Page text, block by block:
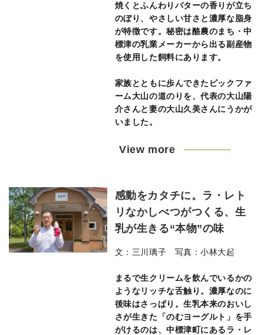
焼くとふんわりバターの香りが立ち
のぼり、やさしい甘さと濃厚な脂身
が特徴です。秘密は酪農のまち・中
標津の乳業メーカーから出る副産物
を使用した飼料にあります。
家族とともに歩んできたピックファ
ーム大山の道のりを、代表の大山陽
介さんと妻の大山久美さんにうかが
いました。
View more
感動をカタチに。ラ・レト
リなかしべつがつくる、生
乳が生きる“本物”の味
文：三川璃子 写真：小林大起
まるで生クリームを飲んでいるかの
ようなリッチな舌触り。濃厚なのに
後味はさっぱり。生乳本来のおいし
さが生きた「のむヨーグルト」を手
がけるのは、中標津町にあるラ・レ